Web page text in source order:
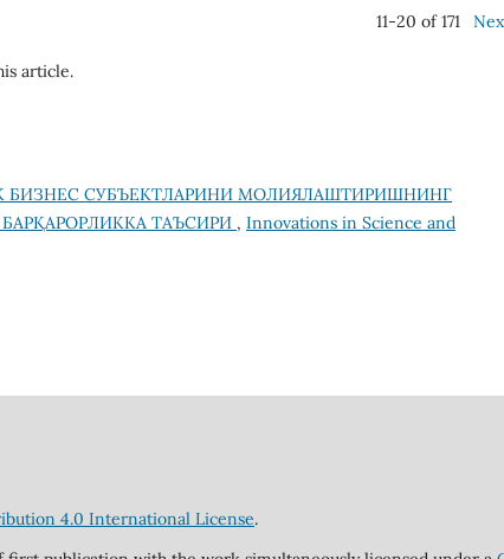
11-20 of 171
article.
БИЗНЕС СУБЪЕКТЛАРИНИ МОЛИЯЛАШТИРИШНИНГ
ТАЪСИРИ , Innovations in Science and
4.0 International License.